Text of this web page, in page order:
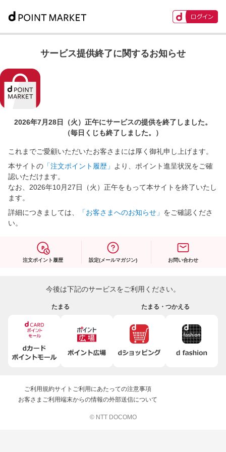
サービス提供終了に関するお知らせ
2026年7月28日（火）正午にサービスの提供を終了しました。
（毎日くじも終了しました。）
これまでご愛顧いただいたお客さまには厚く御礼申し上げます。
本サイトの 「注文ポイント履歴」
より、ポイント進呈状況をご確
認いただけます。
なお、2026年10月27日（火）正午をもって本サイトを終了いたし
ます。
詳細につきましては、
「お客さまへのお知らせ」 をご確認くださ
い。
注文ポイント履歴 設定(メールマガジン) お問い合わせ
今後は下記のサービスをご利用ください。
たまる たまる・つかえる
ご利用規約サイトご利用にあたっての注意事項
お客さまご利用端末からの情報の外部送信について
© NTT DOCOMO